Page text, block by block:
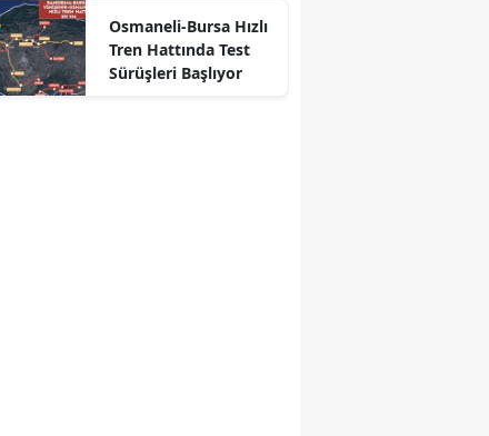
Osmaneli-Bursa Hızlı
Tren Hattında Test
Sürüşleri Başlıyor